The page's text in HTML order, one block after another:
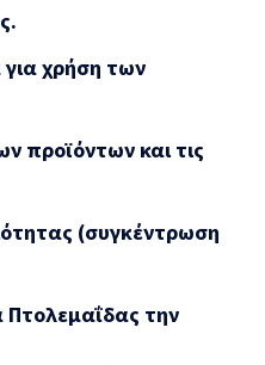
χρήση των
προϊόντων και τις
(συγκέντρωση
Πτολεμαΐδας την